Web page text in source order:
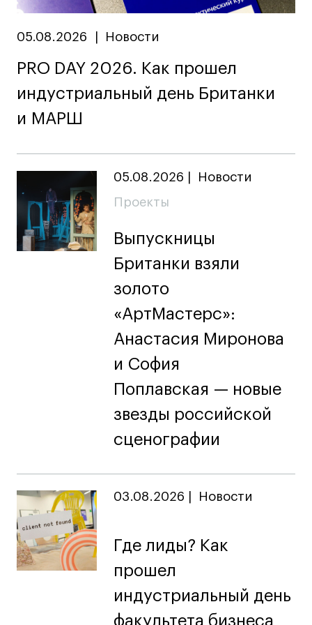
Ресурсы
Партнеры
Вакансии
Контакты
Поступающим
Условия поступления
Стоимость обучения
Иностранным студентам
График учебного года
Вопросы и ответы
Ассоциация выпускников
Участие в выставках
Проекты студентов
Работы студентов
«Живые» проекты
Britanka New Creatives
05.08.2026 Новости
PRO DAY 2026. Как прошел
индустриальный день Британки
и МАРШ
05.08.2026 Новости
Проекты
Выпускницы
Британки взяли
золото
«АртМастерс»:
Анастасия Миронова
и София
Поплавская — новые
звезды российской
сценографии
03.08.2026 Новости
Где лиды? Как
прошел
индустриальный день
факультета бизнеса